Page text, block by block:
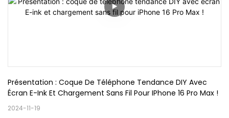
Présentation : Coque De Téléphone Tendance DIY Avec
Écran E-Ink Et Chargement Sans Fil Pour IPhone 16 Pro Max !
2024-11-19